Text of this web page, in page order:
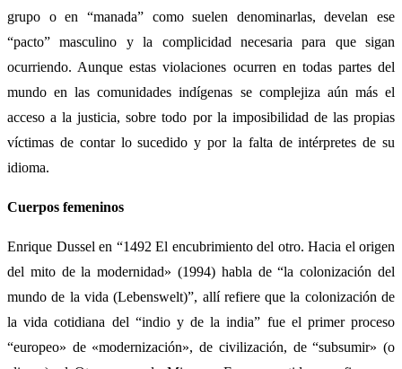
grupo o en “manada” como suelen denominarlas, develan ese
“pacto” masculino y la complicidad necesaria para que sigan
ocurriendo. Aunque estas violaciones ocurren en todas partes del
mundo en las comunidades indígenas se complejiza aún más el
acceso a la justicia, sobre todo por la imposibilidad de las propias
víctimas de contar lo sucedido y por la falta de intérpretes de su
idioma.
Cuerpos femeninos
Enrique Dussel en “1492 El encubrimiento del otro. Hacia el origen
del mito de la modernidad» (1994) habla de “la colonización del
mundo de la vida (Lebenswelt)”, allí refiere que la colonización de
la vida cotidiana del “indio y de la india” fue el primer proceso
“europeo» de «modernización», de civilización, de “subsumir» (o